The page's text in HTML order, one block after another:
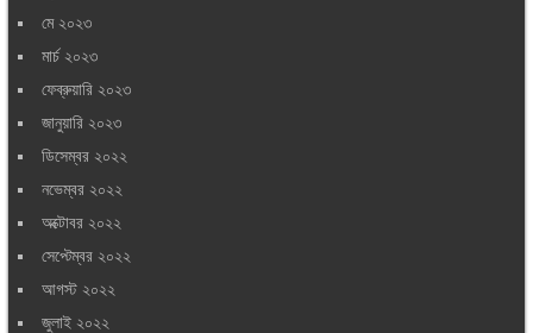
মে ২০২৩
মার্চ ২০২৩
ফেব্রুয়ারি ২০২৩
জানুয়ারি ২০২৩
ডিসেম্বর ২০২২
নভেম্বর ২০২২
অক্টোবর ২০২২
সেপ্টেম্বর ২০২২
আগস্ট ২০২২
জুলাই ২০২২